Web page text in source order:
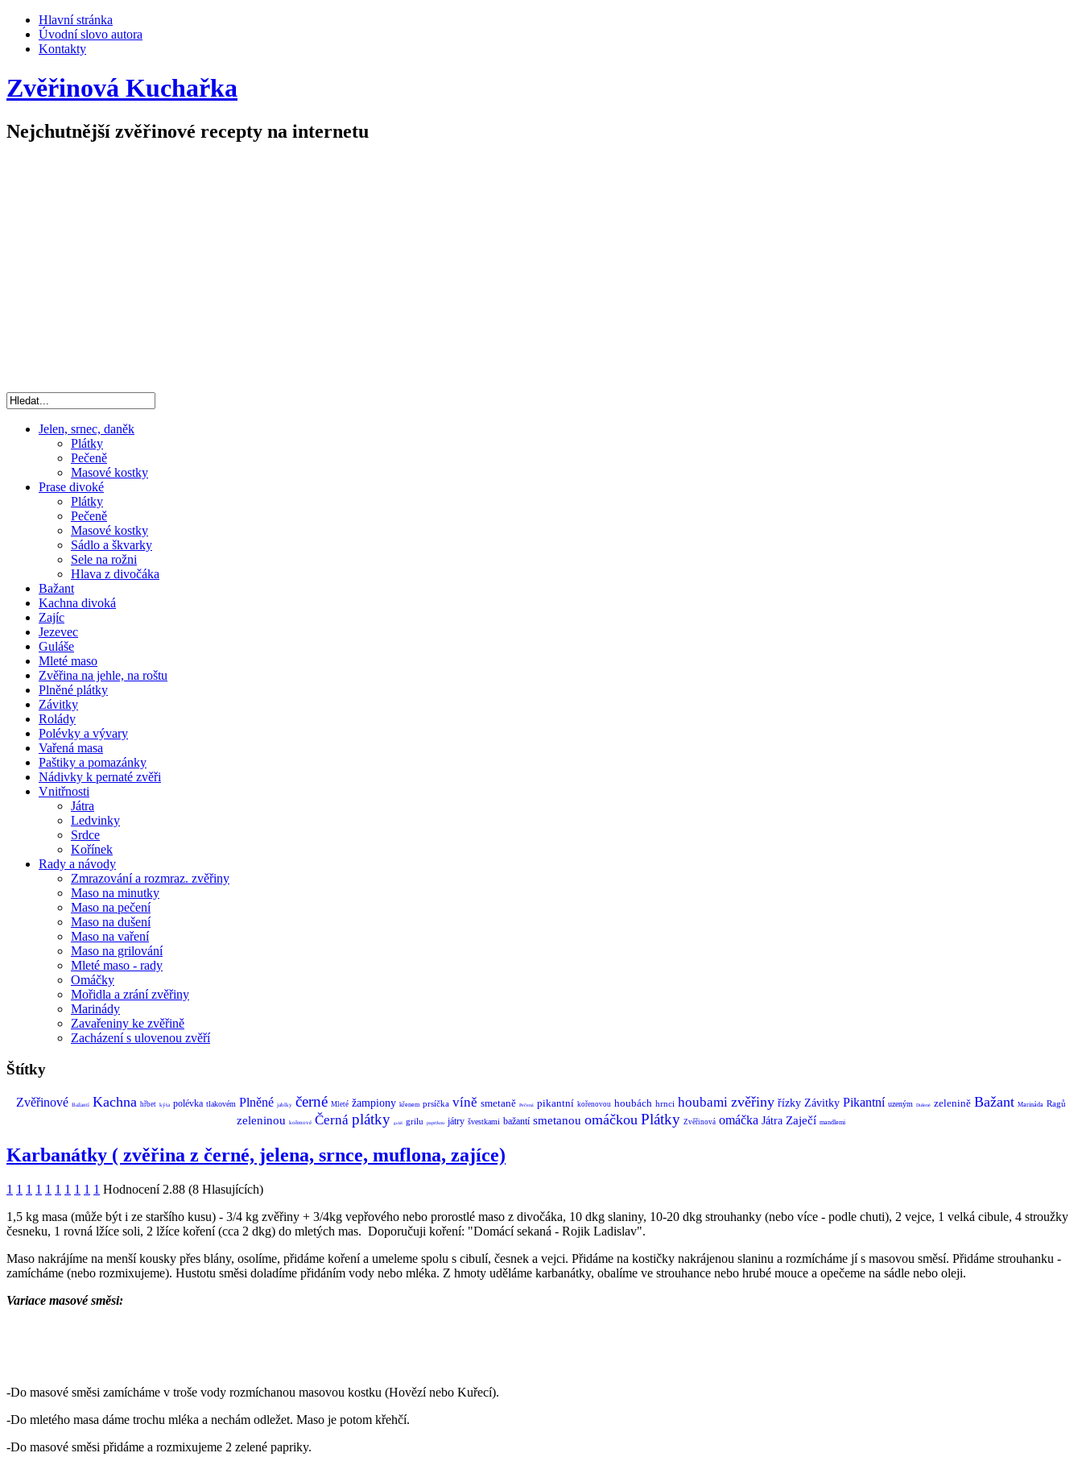
Hlavní stránka
Úvodní slovo autora
Kontakty
Zvěřinová Kuchařka
Nejchutnější zvěřinové recepty na internetu
Jelen, srnec, daněk
Plátky
Pečeně
Masové kostky
Prase divoké
Plátky
Pečeně
Masové kostky
Sádlo a škvarky
Sele na rožni
Hlava z divočáka
Bažant
Kachna divoká
Zajíc
Jezevec
Guláše
Mleté maso
Zvěřina na jehle, na roštu
Plněné plátky
Závitky
Rolády
Polévky a vývary
Vařená masa
Paštiky a pomazánky
Nádivky k pernaté zvěři
Vnitřnosti
Játra
Ledvinky
Srdce
Kořínek
Rady a návody
Zmrazování a rozmraz. zvěřiny
Maso na minutky
Maso na pečení
Maso na dušení
Maso na vaření
Maso na grilování
Mleté maso - rady
Omáčky
Mořidla a zrání zvěřiny
Marinády
Zavařeniny ke zvěřině
Zacházení s ulovenou zvěří
Štítky
Zvěřinové Bažantí Kachna hřbet kýta polévka tlakovém Plněné jablky černé Mleté žampiony křenem prsíčka víně smetaně Pečená pikantní kořenovou houbách hrnci houbami zvěřiny řízky Závitky Pikantní uzeným Dušené zelenině Bažant Marináda Ragů
zeleninou kořenové Černá plátky guláš grilu paprikou játry švestkami bažantí smetanou omáčkou Plátky Zvěřinová omáčka Játra Zaječí mandlemi
Karbanátky ( zvěřina z černé, jelena, srnce, muflona, zajíce)
1 1 1 1 1 1 1 1 1 1 Hodnocení 2.88 (8 Hlasujících)
1,5 kg masa (může být i ze staršího kusu) - 3/4 kg zvěřiny + 3/4kg vepřového nebo prorostlé maso z divočáka, 10 dkg slaniny, 10-20 dkg strouhanky (nebo více - podle chuti), 2 vejce, 1 velká cibule, 4 stroužky
česneku, 1 rovná lžíce soli, 2 lžíce koření (cca 2 dkg) do mletých mas. Doporučuji koření: "Domácí sekaná - Rojik Ladislav".
Maso nakrájíme na menší kousky přes blány, osolíme, přidáme koření a umeleme spolu s cibulí, česnek a vejci. Přidáme na kostičky nakrájenou slaninu a rozmícháme jí s masovou směsí. Přidáme strouhanku -
zamícháme (nebo rozmixujeme). Hustotu směsi doladíme přidáním vody nebo mléka. Z hmoty uděláme karbanátky, obalíme ve strouhance nebo hrubé mouce a opečeme na sádle nebo oleji.
Variace masové směsi:
-Do masové směsi zamícháme v troše vody rozmíchanou masovou kostku (Hovězí nebo Kuřecí).
-Do mletého masa dáme trochu mléka a nechám odležet. Maso je potom křehčí.
-Do masové směsi přidáme a rozmixujeme 2 zelené papriky.